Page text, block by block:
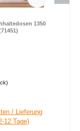
1350
/ Lieferung
12 Tage)